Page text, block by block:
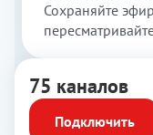
Сохраняйте
75 каналов
Подключить